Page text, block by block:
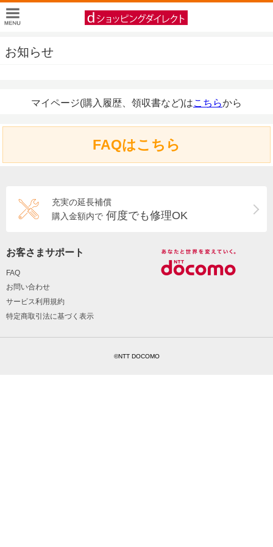
お知らせ
マイページ(購入履歴、領収書など)はこちらから
FAQはこちら
充実の延長補償
購入金額内で 何度でも修理OK
お客さまサポート
FAQ
お問い合わせ
サービス利用規約
特定商取引法に基づく表示
©NTT DOCOMO